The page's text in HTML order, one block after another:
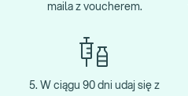
maila z voucherem.
5. W ciągu 90 dni udaj się z